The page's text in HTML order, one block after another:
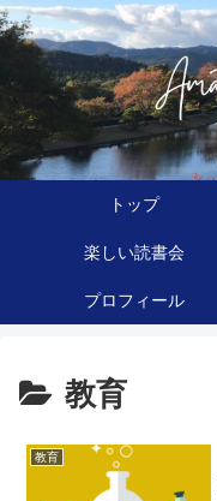
トップ
楽しい読書会
プロフィール
教育
教育